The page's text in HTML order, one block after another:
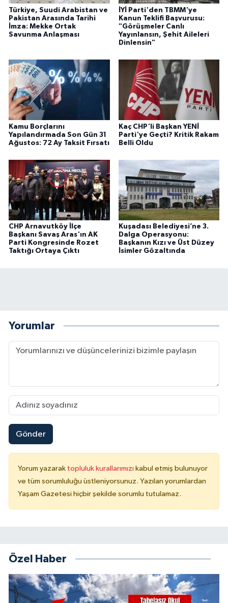
Türkiye, Suudi Arabistan ve
Pakistan Arasında Tarihi
İmza: Mekke Ortak
Savunma Anlaşması
İYİ Parti'den TBMM'ye
Kanun Teklifi Başvurusu:
"Görüşmeler Canlı
Yayınlansın, Şehit Aileleri
Dinlensin"
Kamu Borçlarını
Yapılandırmada Son Gün 31
Ağustos: 72 Ay Taksit Fırsatı
Kaç CHP'li Başkan YENİ
Parti'ye Geçti? Kritik Rakam
Belli Oldu
CHP Arnavutköy İlçe
Başkanı Savaş Aras'ın AK
Parti Kongresinde Rozet
Taktığı Ortaya Çıktı
Kuşadası Belediyesi’ne 3.
Dalga Operasyonu:
Başkanın Kızı ve Üst Düzey
İsimler Gözaltında
Yorumlar
Gönder
Yorum yazarak topluluk kurallarımızı kabul etmiş bulunuyor
ve tüm sorumluluğu üstleniyorsunuz. Yazılan yorumlardan
Yaşam Gazetesi hiçbir şekilde sorumlu tutulamaz.
Özel Haber